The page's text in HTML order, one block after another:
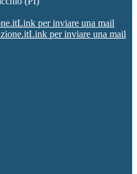
Link per inviare una mail
Link per inviare una mail